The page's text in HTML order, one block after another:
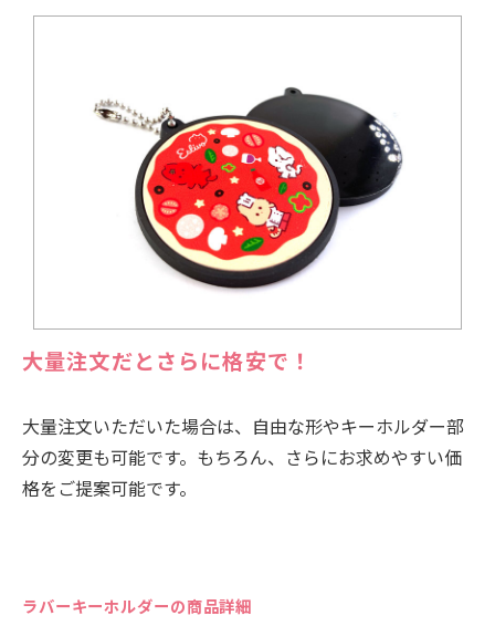
大量注文だとさらに格安で！
大量注文いただいた場合は、自由な形やキーホルダー部
分の変更も可能です。もちろん、さらにお求めやすい価
格をご提案可能です。
ラバーキーホルダーの商品詳細